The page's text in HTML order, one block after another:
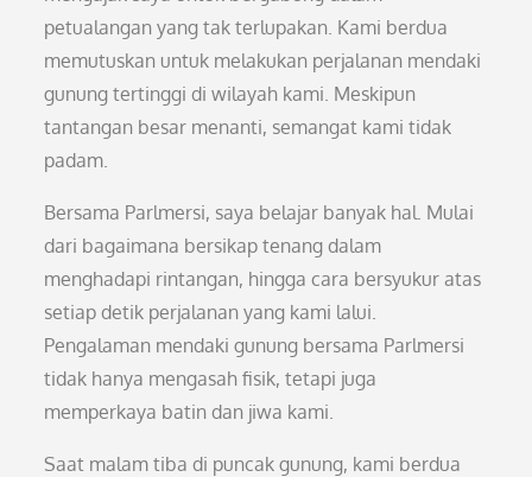
petualangan yang tak terlupakan. Kami berdua
memutuskan untuk melakukan perjalanan mendaki
gunung tertinggi di wilayah kami. Meskipun
tantangan besar menanti, semangat kami tidak
padam.
Bersama Parlmersi, saya belajar banyak hal. Mulai
dari bagaimana bersikap tenang dalam
menghadapi rintangan, hingga cara bersyukur atas
setiap detik perjalanan yang kami lalui.
Pengalaman mendaki gunung bersama Parlmersi
tidak hanya mengasah fisik, tetapi juga
memperkaya batin dan jiwa kami.
Saat malam tiba di puncak gunung, kami berdua